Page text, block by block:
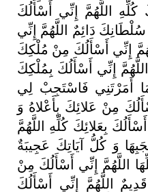
كُلِّهِ اللَّهُمَّ إِنِّي
أَسْأَلُكَ
سُلْطَانِكَ دَائِمٌ اللَّهُمَّ إِنِّي
إِنِّي أَسْأَلُكَ مِنْ مُلْكِكَ
اللَّهُمَّ إِنِّي أَسْأَلُكَ بِمُلْكِكَ
أَمَرْتَنِي فَاسْتَجِبْ لِي
مِنْ عَلائِكَ بِأَعْلاهُ وَ
أَسْأَلُكَ بِعَلائِكَ كُلِّهِ
اللَّهُمَّ
وَ كُلُّ آيَاتِكَ عَجِيبَةٌ
اللَّهُمَّ إِنِّي أَسْأَلُكَ مِنْ
قَدِيمٌ اللَّهُمَّ إِنِّي
أَسْأَلُكَ